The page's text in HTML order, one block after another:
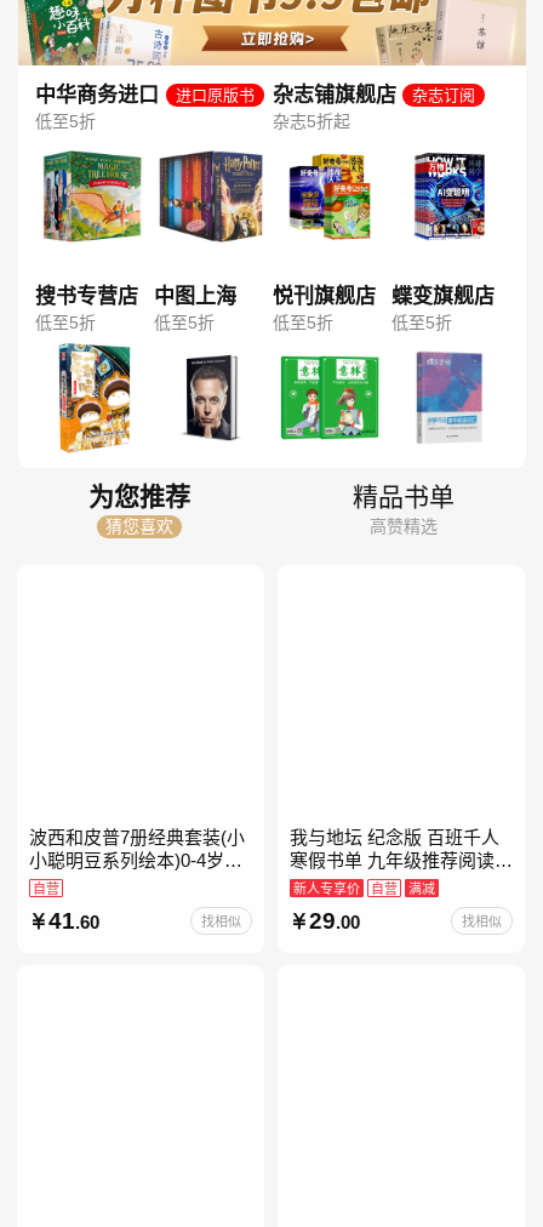
中华商务进口
图书旗舰店
进口原版书
低至5折
杂志铺旗舰店 杂志订阅
杂志5折起
搜书专营店
低至5折
中图上海
低至5折
悦刊旗舰店
低至5折
蝶变旗舰店
低至5折
为您推荐
猜您喜欢
精品书单
高赞精选
波西和皮普7册经典套装(小
小聪明豆系列绘本)0-4岁低
幼启蒙情绪管理习惯养成绘
本，引导宝宝认识接纳情绪
培养好品质，发现快
自营
41 .60 找相似
我与地坛 纪念版 百班千人
寒假书单 九年级推荐阅读
当当自营
新人专享价 自营 满减
29.00 找相似